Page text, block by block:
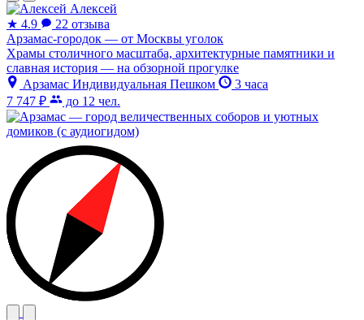
Алексей
★ 4.9
22 отзыва
Арзамас-городок — от Москвы уголок
Храмы столичного масштаба, архитектурные памятники и
славная история — на обзорной прогулке
Арзамас Индивидуальная Пешком
3 часа
7 747 ₽
до 12 чел.